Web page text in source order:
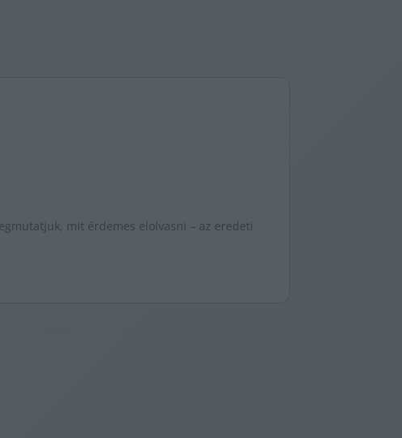
mit érdemes elolvasni – az eredeti